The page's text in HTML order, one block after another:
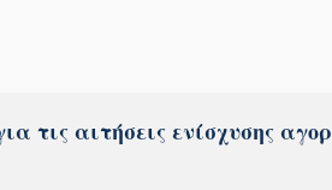
αιτήσεις ενίσχυσης